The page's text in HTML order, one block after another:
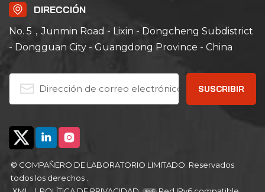
DIRECCIÓN
No. 5，Junmin Road - Lixin - Dongcheng Subdistrict
- Dongguan City - Guangdong Province - China
© COMPAÑERO DE LABORATORIO LIMITADO. Reservados
todos los derechos .